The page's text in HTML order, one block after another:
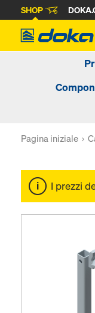
SHOP
Pagina iniziale
I prezzi